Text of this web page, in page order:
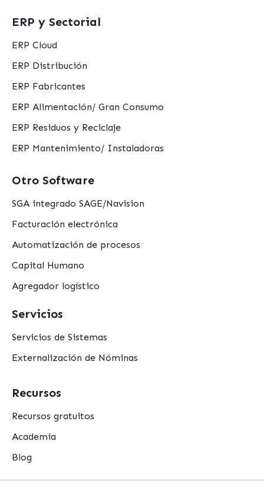
ERP y Sectorial
ERP Cloud
ERP Distribución
ERP Fabricantes
ERP Alimentación/ Gran Consumo
ERP Residuos y Reciclaje
ERP Mantenimiento/ Instaladoras
Otro Software
SGA integrado SAGE/Navision
Facturación electrónica
Automatización de procesos
Capital Humano
Agregador logístico
Servicios
Servicios de Sistemas
Externalización de Nóminas
Recursos
Recursos gratuitos
Academia
Blog